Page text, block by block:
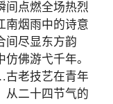
间点燃全场热烈
南烟雨中的诗意
间尽显东方韵
佛游弋千年。
老技艺在青年
从二十四节气的